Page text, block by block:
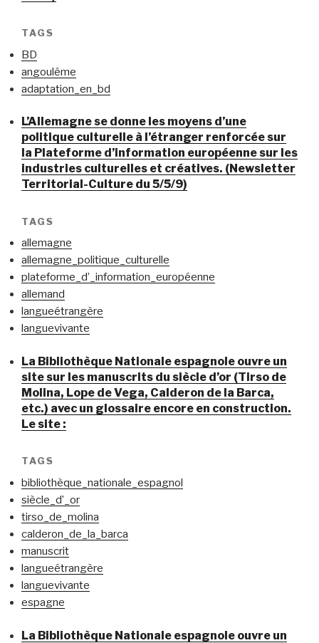
TAGS
BD
angoulême
adaptation_en_bd
L’Allemagne se donne les moyens d’une
politique culturelle à l’étranger renforcée sur
la Plateforme d’information européenne sur les
industries culturelles et créatives. (Newsletter
Territorial-Culture du 5/5/9)
TAGS
allemagne
allemagne_politique_culturelle
plateforme_d’_information_européenne
allemand
langueétrangère
languevivante
La Bibliothèque Nationale espagnole ouvre un
site sur les manuscrits du siècle d’or (Tirso de
Molina, Lope de Vega, Calderon de la Barca,
etc.) avec un glossaire encore en construction.
Le site :
TAGS
bibliothèque_nationale_espagnol
siècle_d’_or
tirso_de_molina
calderon_de_la_barca
manuscrit
langueétrangère
languevivante
espagne
La Bibliothèque Nationale espagnole ouvre un